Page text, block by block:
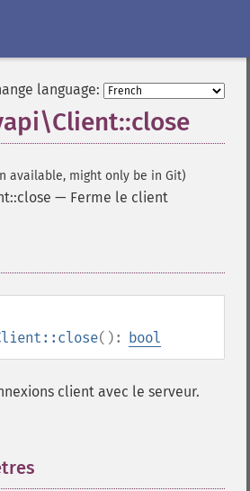
language:
available, might only be in Git)
— Ferme le client
(): bool
client avec le serveur.